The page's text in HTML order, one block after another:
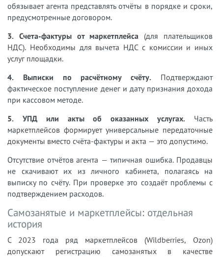
обязывает агента представлять отчёты в порядке и сроки,
предусмотренные договором.
3. Счета-фактуры от маркетплейса (для плательщиков
НДС). Необходимы для вычета НДС с комиссии и иных
услуг площадки.
4. Выписки по расчётному счёту. Подтверждают
фактическое поступление денег и дату признания дохода
при кассовом методе.
5. УПД или акты об оказанных услугах. Часть
маркетплейсов формирует универсальные передаточные
документы вместо счёта-фактуры и акта — это допустимо.
Отсутствие отчётов агента — типичная ошибка. Продавцы
не скачивают их из личного кабинета, полагаясь на
выписку по счёту. При проверке это создаёт проблемы с
подтверждением расходов.
Самозанятые и маркетплейсы: отдельная
история
С 2023 года ряд маркетплейсов (Wildberries, Ozon)
допускают регистрацию самозанятых в качестве